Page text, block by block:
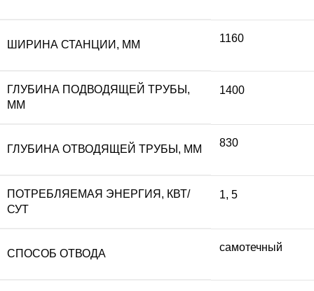
ШИРИНА СТАНЦИИ, ММ
1160
ГЛУБИНА ПОДВОДЯЩЕЙ ТРУБЫ,
ММ
1400
ГЛУБИНА ОТВОДЯЩЕЙ ТРУБЫ, ММ
830
ПОТРЕБЛЯЕМАЯ ЭНЕРГИЯ, КВТ/
СУТ
1, 5
СПОСОБ ОТВОДА
самотечный